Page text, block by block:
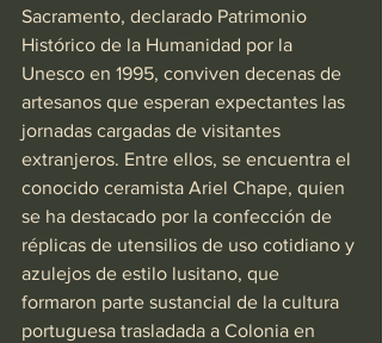
Sacramento, declarado Patrimonio
Histórico de la Humanidad por la
Unesco en 1995, conviven decenas de
artesanos que esperan expectantes las
jornadas cargadas de visitantes
extranjeros. Entre ellos, se encuentra el
conocido ceramista Ariel Chape, quien
se ha destacado por la confección de
réplicas de utensilios de uso cotidiano y
azulejos de estilo lusitano, que
formaron parte sustancial de la cultura
portuguesa trasladada a Colonia en